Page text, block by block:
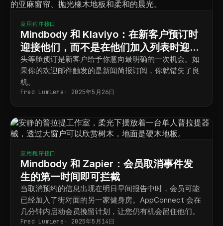
应用程序接口
Mindbody 和 Klaviyo：在新客户预订时
迎接他们，而不是在他们加入列表时迎接
他们
头等舱预订是新客户给予你意向最明确的一次机会。如
果你的欢迎邮件触发的是新闻简报订阅，你就错失了良
机。
Fred Lumiere 2025年5月26日
应用程序接口
Mindbody 和 Zapier：会员取消事件发
生的第一时间即可拦截
当取消预约的信息出现在明日早间报告中时，会员可能
已经加入了街对面的另一家健身房。AppConnect 会在
几分钟内启动会员挽留计划，让您仍有机会留住他们。
Fred Lumiere 2025年5月14日